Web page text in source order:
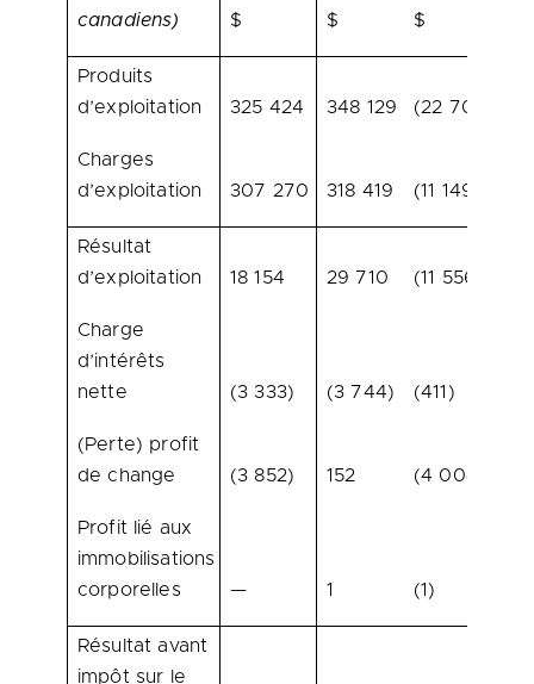
canadiens)
$ $ $
Produits
d’exploitation
325 424 348 129 (22 705)
Charges
d’exploitation
307 270 318 419 (11 149)
Résultat
d’exploitation
18 154 29 710 (11 556)
Charge
d’intérêts
nette
(3 333) (3 744) (411)
(Perte) profit
de change
(3 852) 152 (4 004)
Profit lié aux
immobilisations
corporelles
— 1 (1)
Résultat avant
impôt sur le